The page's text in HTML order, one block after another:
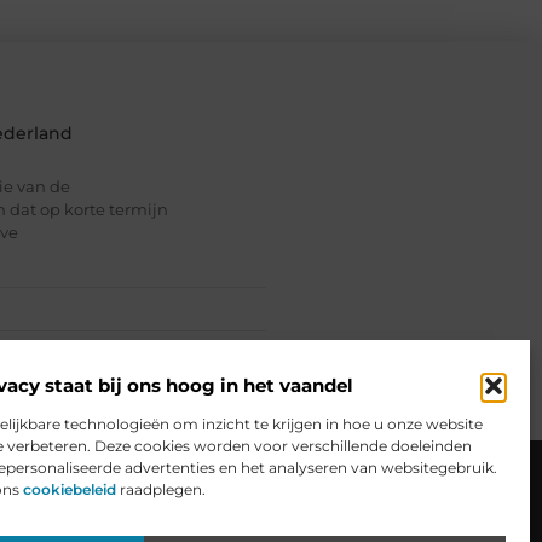
staat bij ons hoog in het vaandel
technologieën om inzicht te krijgen in hoe u onze website
Deze cookies worden voor verschillende doeleinden
advertenties en het analyseren van websitegebruik.
cookiebeleid raadplegen.
van de
dat op korte termijn
Website index Cookiebeleid (EU)